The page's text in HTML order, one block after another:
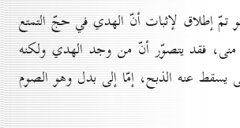
إطلاق لإثبات أنّ الهدي في حجّ التمتع
فقد يتصوّر أنّ من وجد الهدي ولكنه
عنه الذبح، إمّا إلى بدل وهو الصوم